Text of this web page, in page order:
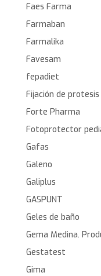
Faes Farma
Farmaban
Farmalika
Favesam
fepadiet
Fijación de protesis
Forte Pharma
Fotoprotector
Gafas
Galeno
Galiplus
GASPUNT
Geles de baño
Gema Medina.
Gestatest
Gima